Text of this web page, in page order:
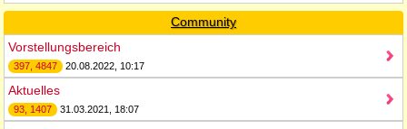
Community
Vorstellungsbereich
397, 4847 20.08.2022, 10:17
Aktuelles
93, 1407 31.03.2021, 18:07